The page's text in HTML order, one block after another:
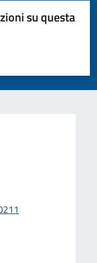
su questa